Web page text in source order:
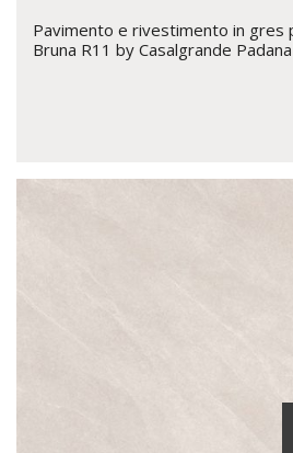
Pavimento e rivestimento in gres
Bruna R11 by Casalgrande Padana